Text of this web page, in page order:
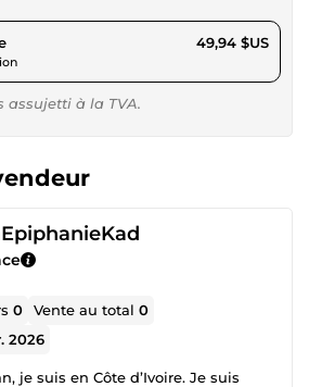
pour 46,03 $US 49,94 $US
assujetti à la TVA.
0 Vente au total0
2026
je suis en Côte d’Ivoire. Je suis